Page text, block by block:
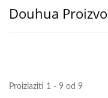
Douhua
Proizlaziti 1 - 9 od 9